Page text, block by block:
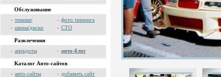
Обслуживание
» тюнинг » фото тюнинга
» шины/диски » СТО
Развлечения
» анекдоты » авто-блог
Каталог Авто-сайтов
» авто-сайты » добавить сайт